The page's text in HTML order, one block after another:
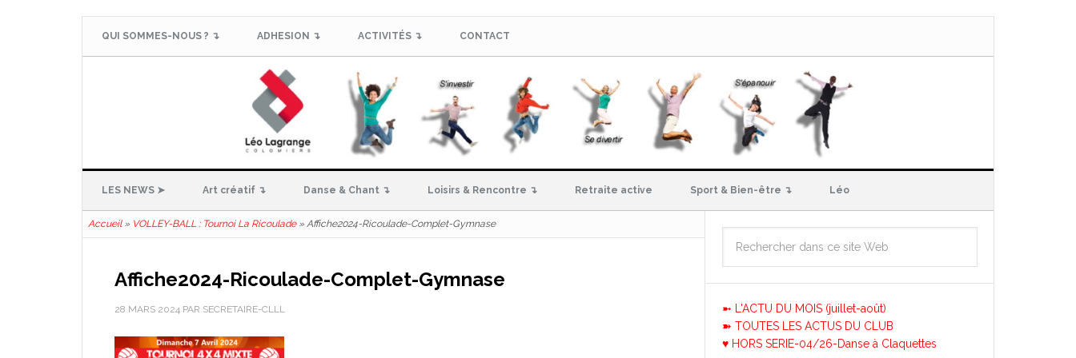
QUI SOMMES-NOUS ? ↴ ADHESION ↴ ACTIVITÉS ↴ CONTACT
LES NEWS ➤ Art créatif ↴ Danse & Chant ↴ Loisirs & Rencontre ↴ Retraite active Sport & Bien-être ↴ Léo
Accueil» VOLLEY-BALL : Tournoi La Ricoulade» Affiche2024-Ricoulade-Complet-Gymnase
Affiche2024-Ricoulade-Complet-Gymnase
28 MARS 2024 PAR SECRETAIRE-CLLL
➼ L'ACTU DU MOIS (juillet-août)
➽ TOUTES LES ACTUS DU CLUB
♥ HORS SERIE-04/26-Danse à Claquettes